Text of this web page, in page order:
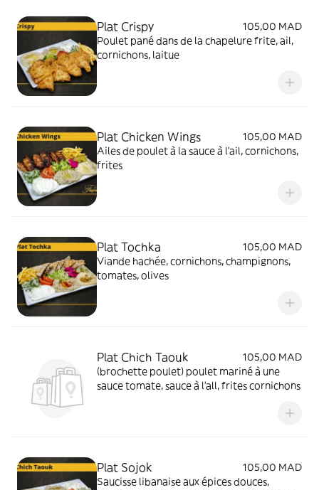
Plat Crispy
105,00 MAD
Poulet pané dans de la chapelure frite, ail,
cornichons, laitue
Plat Chicken Wings
105,00 MAD
Ailes de poulet à la sauce à l'ail, cornichons,
frites
Plat Tochka
105,00 MAD
Viande hachée, cornichons, champignons,
tomates, olives
Plat Chich Taouk
105,00 MAD
(brochette poulet) poulet mariné à une
sauce tomate, sauce à l'all, frites cornichons
Plat Sojok
105,00 MAD
Saucisse libanaise aux épices douces,